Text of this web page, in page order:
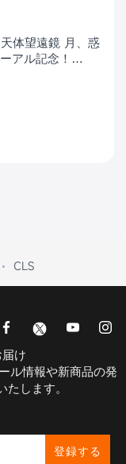
体望遠鏡 月、惑
アル記念！
トレット × 数量
CLS
け
ル情報や新商品の発
します。
登録する